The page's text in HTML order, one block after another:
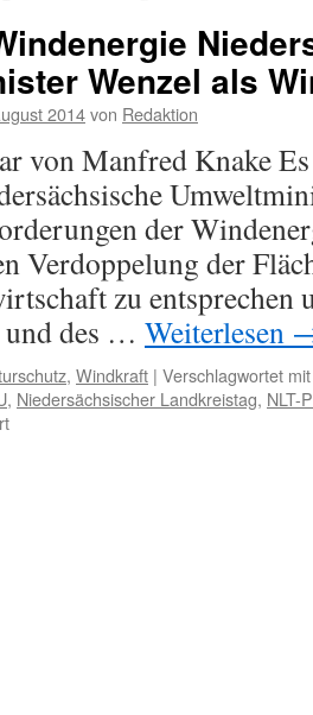
Wenzel als
2014von Redaktion
von Manfred Knake
der
Verdoppelung der
zu entsprechen
und des … Weiterlesen
, Windkraft | Verschlagwortet mit
, Niedersächsischer Landkreistag, NLT-
für